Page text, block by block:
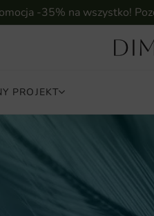
-35% na wszystko!
PROJEKT